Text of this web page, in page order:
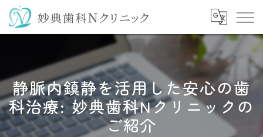
静脈内鎮静を活用した安心の歯
科治療: 妙典歯科Nクリニックの
ご紹介